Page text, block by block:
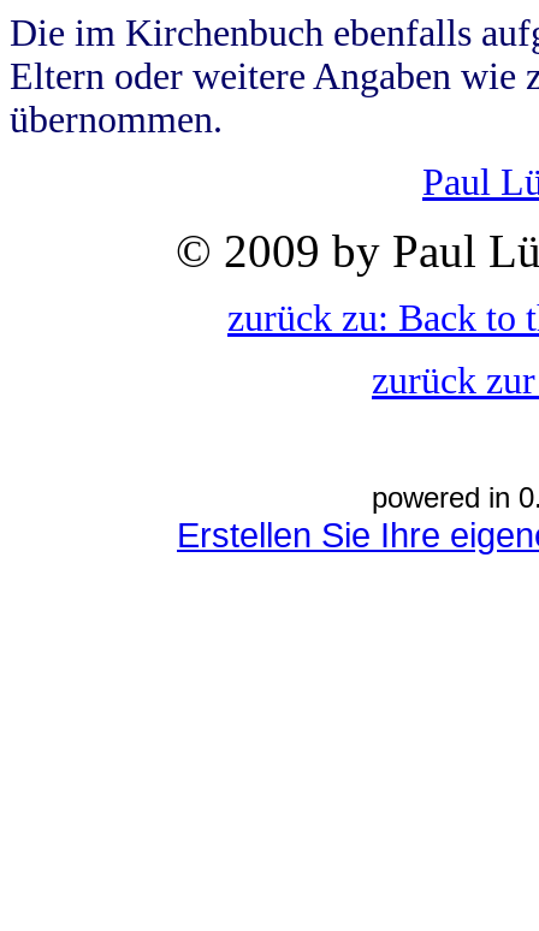
Die im Kirchenbuch ebenfalls
Eltern oder weitere Angaben wie
übernommen.
Paul
© 2009 by Paul
zurück zu: Back to
zurück
powered in
Erstellen Sie Ihre